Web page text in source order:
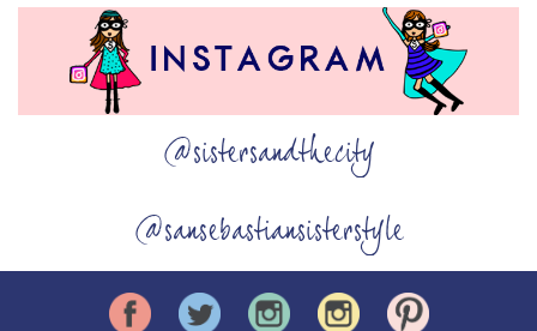
@sistersandthecity
@sansebastiansisterstyle